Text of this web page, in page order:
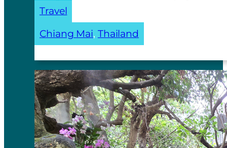
Travel
Chiang Mai, Thailand